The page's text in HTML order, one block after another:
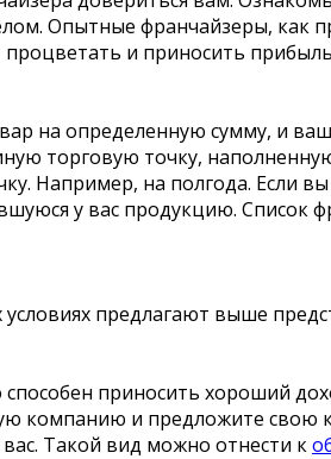
Опытные франчайзеры, как
и приносить
на определенную сумму, и
торговую точку,
Например, на полгода. Если
у вас продукцию.
предлагают выше
приносить хороший
компанию и предложите свою
Такой вид можно отнести к